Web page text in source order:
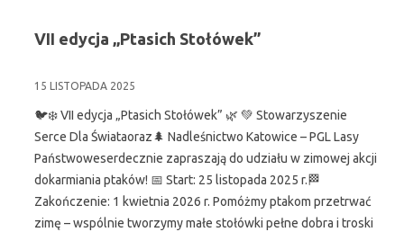
VII edycja „Ptasich Stołówek”
15 LISTOPADA 2025
🐦❄️ VII edycja „Ptasich Stołówek” 🌿 💚 Stowarzyszenie
Serce Dla Świataoraz🌲 Nadleśnictwo Katowice – PGL Lasy
Państwoweserdecznie zapraszają do udziału w zimowej akcji
dokarmiania ptaków! 📅 Start: 25 listopada 2025 r.🏁
Zakończenie: 1 kwietnia 2026 r. Pomóżmy ptakom przetrwać
zimę – wspólnie tworzymy małe stołówki pełne dobra i troski